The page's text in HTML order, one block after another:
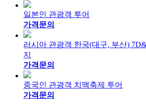
일본인 관광객 투어
가격문의
러시아 관광객 한국(대구, 부산)
지
가격문의
중국인 관광객 치맥축제 투어
가격문의